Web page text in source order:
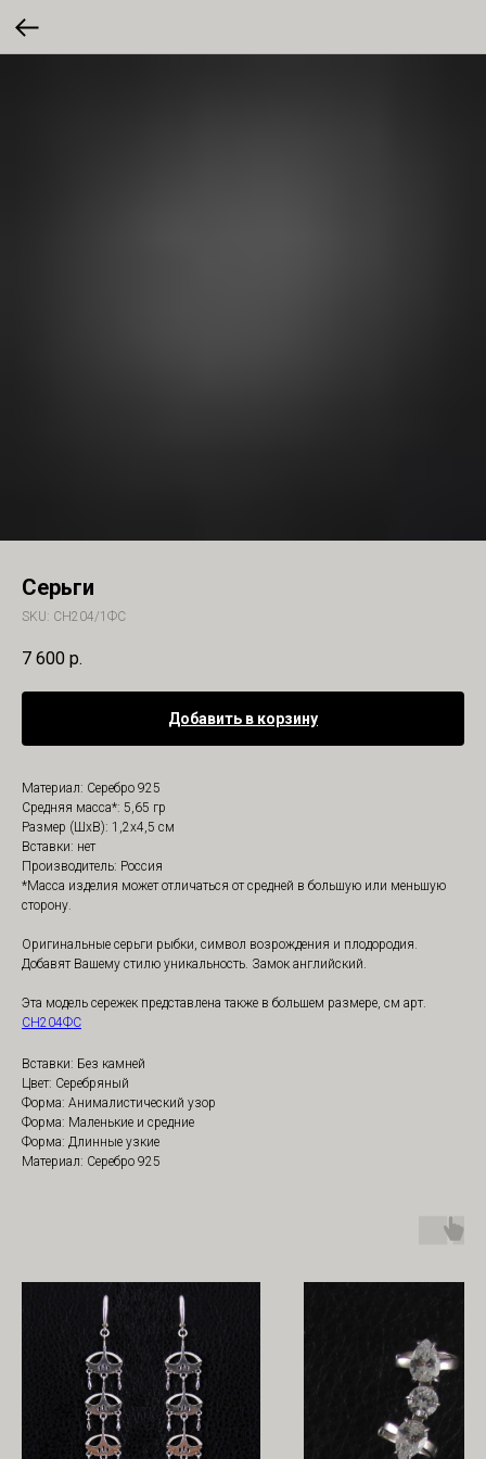
Серьги
SKU: СН204/1ФС
7 600 р.
Добавить в корзину
Материал: Серебро 925
Средняя масса*: 5,65 гр
Размер (ШхВ): 1,2х4,5 см
Вставки: нет
Производитель: Россия
*Масса изделия может отличаться от средней в большую или меньшую
сторону.
Оригинальные серьги рыбки, символ возрождения и плодородия.
Добавят Вашему стилю уникальность. Замок английский.
Эта модель сережек представлена также в большем размере, см арт.
СН204ФС
Вставки: Без камней
Цвет: Серебряный
Форма: Анималистический узор
Форма: Маленькие и средние
Форма: Длинные узкие
Материал: Серебро 925